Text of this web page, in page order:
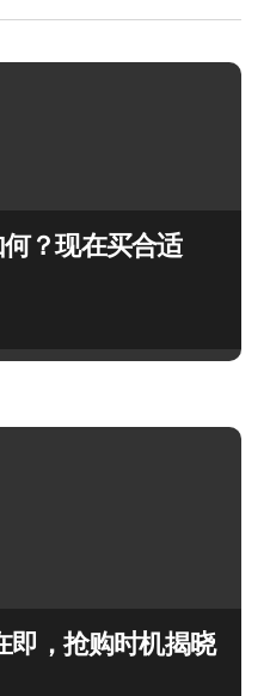
？现在买合适
即，抢购时机揭晓